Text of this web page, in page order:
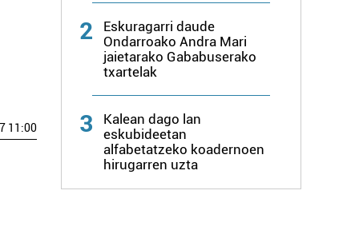
11:00
2
Eskuragarri daude
Ondarroako Andra Mari
jaietarako Gababuserako
txartelak
3
Kalean dago lan
eskubideetan
alfabetatzeko koadernoen
hirugarren uzta